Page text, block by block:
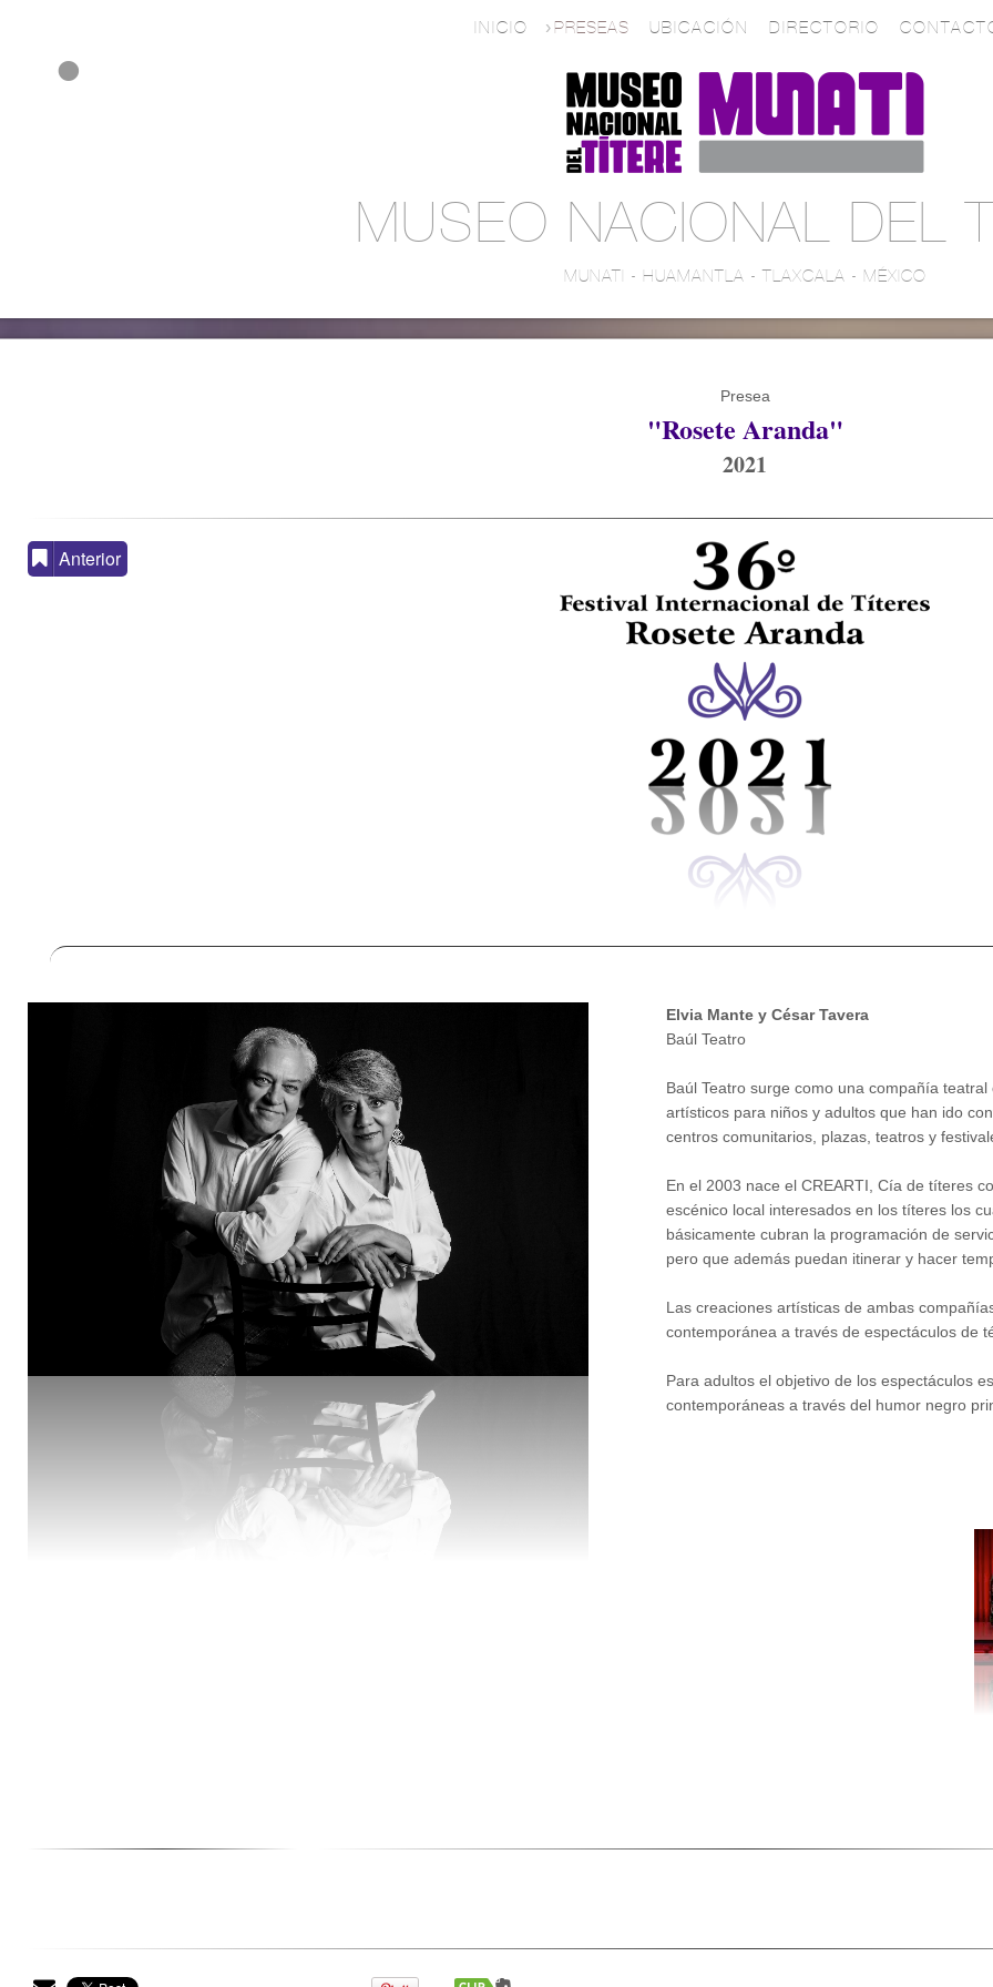
INICIO PRESEAS UBICACIÓN DIRECTORIO
MUSEO NACIONAL DEL
MUNATI - HUAMANTLA - TLAXCALA - MÉXICO
Presea
"Rosete Aranda"
2021
Anterior
Elvia Mante y César Tavera
Baúl Teatro
Baúl Teatro surge como una compañía
artísticos para niños y adultos que han ido
centros comunitarios, plazas, teatros y
En el 2003 nace el CREARTI, Cía de títeres
escénico local interesados en los títeres los
básicamente cubran la programación de
pero que además puedan itinerar y hacer
Las creaciones artísticas de ambas
contemporánea a través de espectáculos de
Para adultos el objetivo de los espectáculos
contemporáneas a través del humor negro